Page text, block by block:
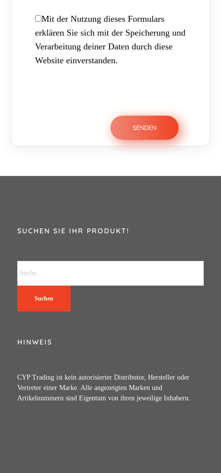
Mit der Nutzung dieses Formulars
erklären Sie sich mit der Speicherung und
Verarbeitung deiner Daten durch diese
Website einverstanden.
SUCHEN SIE IHR PRODUKT!
Suchen
HINWEIS
CYP Trading ist kein autorisierter Distributor, Hersteller oder
Vertreter einer Marke. Alle angezeigten Marken und
Artikelnummern sind Eigentum von ihren jeweilige Inhabern.